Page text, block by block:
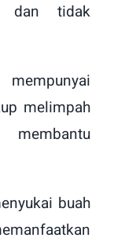
dan tidak
melimpah
buah